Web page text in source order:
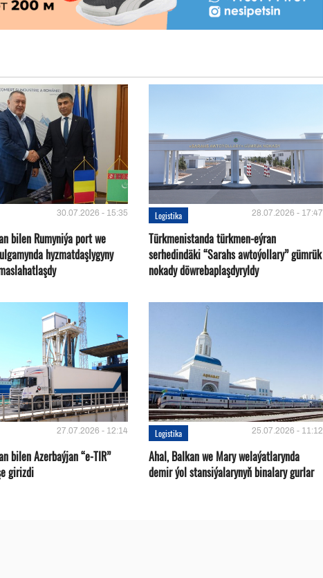
30.07.2026 - 15:35
bilen Rumyniýa port we
hyzmatdaşlygyny
Logistika 28.07.2026 - 17:47
Türkmenistanda türkmen-eýran
serhedindäki “Sarahs awtoýollary” gümrük
nokady döwrebaplaşdyryldy
27.07.2026 - 12:14
bilen Azerbaýjan “e-TIR”
girizdi
Logistika 25.07.2026 - 11:12
Ahal, Balkan we Mary welaýatlarynda
demir ýol stansiýalarynyň binalary gurlar